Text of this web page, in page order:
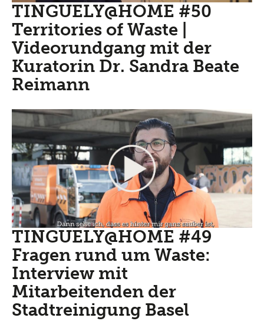
TINGUELY@HOME #50
Territories of Waste |
Videorundgang mit der
Kuratorin Dr. Sandra Beate
Reimann
TINGUELY@HOME #49
Fragen rund um Waste:
Interview mit
Mitarbeitenden der
Stadtreinigung Basel